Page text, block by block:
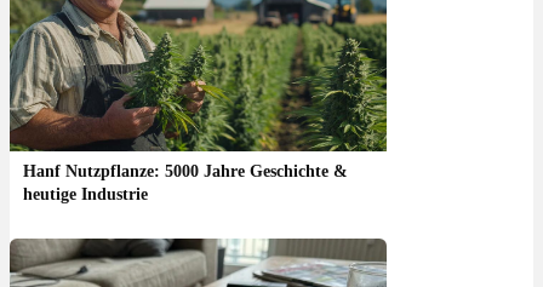
Hanf Nutzpflanze: 5000 Jahre Geschichte &
heutige Industrie